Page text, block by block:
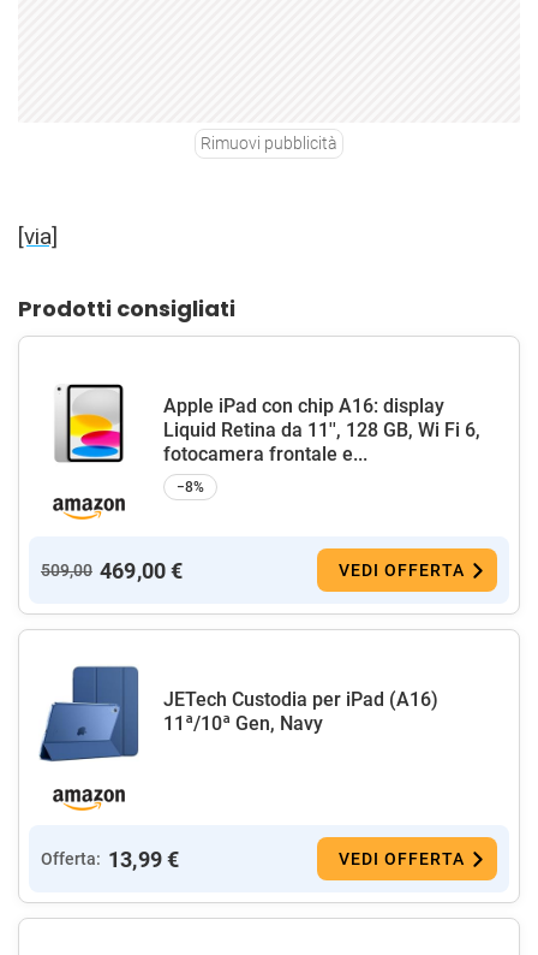
Rimuovi pubblicità
[via]
Prodotti consigliati
Apple iPad con chip A16: display
Liquid Retina da 11'', 128 GB, Wi Fi 6,
fotocamera frontale e...
−8%
509,00 469,00 € VEDI OFFERTA
JETech Custodia per iPad (A16)
11ª/10ª Gen, Navy
Offerta: 13,99 € VEDI OFFERTA